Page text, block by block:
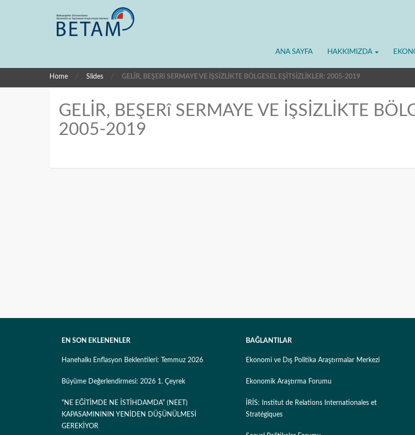
ANA SAYFA HAKKIMIZDA
Home / Slides / GELİR, BEŞERî SERMAYE VE İŞSİZLİKTE BÖLGESEL EŞİTSİZLİKLER: 2005-2019
GELİR, BEŞERî SERMAYE VE İŞSİZLİKTE
2005-2019
EN SON EKLENENLER
Hanehalkı Enflasyon Beklentileri: Temmuz 2026
Büyüme Değerlendirmesi: 2026 1. Çeyrek
“NE EĞİTİMDE NE İSTİHDAMDA” (NEET)
KAPASAMINININ YENİDEN DÜŞÜNÜLMESİ
GEREKİYOR
BAĞLANTILAR
Ekonomi ve Dış Politika Araştırmalar Merkezi
Ekonomik Araştırma Forumu
İRİS: Institut de Relations Internationales et
Stratégiques